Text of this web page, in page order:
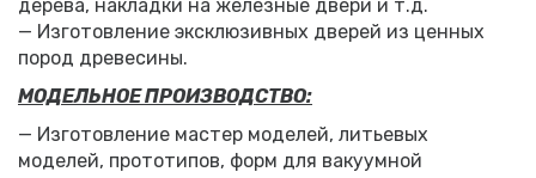
дерева, накладки на железные двери и т.д.
— Изготовление эксклюзивных дверей из ценных
пород древесины.
МОДЕЛЬНОЕ ПРОИЗВОДСТВО:
— Изготовление мастер моделей, литьевых
моделей, прототипов, форм для вакуумной